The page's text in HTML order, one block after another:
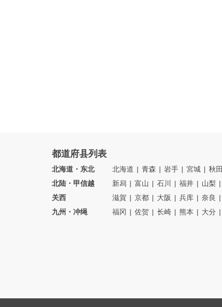
都道府县列表
北海道・东北 北海道 青森 岩手 宮城 秋田
北陆・甲信越
新舄 富山 石川 福井 山梨
关西
滋賀 京都 大阪 兵库 奈良
九州・冲绳
福冈 佐贺 长崎 熊本 大分